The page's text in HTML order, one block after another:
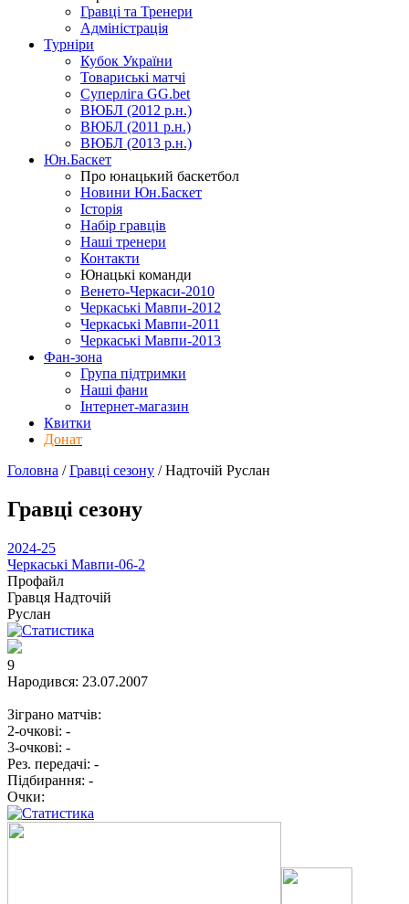
Гравці та Тренери
Адміністрація
Турніри
Кубок України
Товариські матчі
Суперліга GG.bet
ВЮБЛ (2012 р.н.)
ВЮБЛ (2011 р.н.)
ВЮБЛ (2013 р.н.)
Юн.Баскет
Про юнацький баскетбол
Новини Юн.Баскет
Історія
Набір гравців
Наші тренери
Контакти
Юнацькі команди
Венето-Черкаси-2010
Черкаські Мавпи-2012
Черкаські Мавпи-2011
Черкаські Мавпи-2013
Фан-зона
Група підтримки
Наші фани
Інтернет-магазин
Квитки
Донат
Головна /Гравці сезону /Надточій Руслан
Гравці сезону
2024-25
Черкаські Мавпи-06-2
Профайл
Гравця Надточій
Руслан
9
Народився: 23.07.2007
Зіграно матчів:
2-очкові: -
3-очкові: -
Рез. передачі: -
Підбирання: -
Очки: